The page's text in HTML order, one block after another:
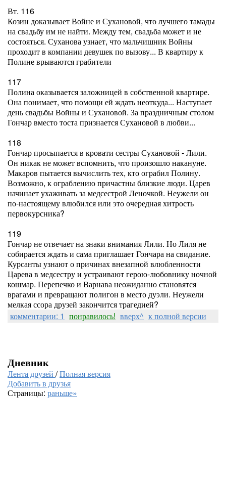
Вт. 116
Козин доказывает Войне и Сухановой, что лучшего тамады
на свадьбу им не найти. Между тем, свадьба может и не
состояться. Суханова узнает, что мальчишник Войны
проходит в компании девушек по вызову... В квартиру к
Полине врываются грабители
117
Полина оказывается заложницей в собственной квартире.
Она понимает, что помощи ей ждать неоткуда... Наступает
день свадьбы Войны и Сухановой. За праздничным столом
Гончар вместо тоста признается Сухановой в любви...
118
Гончар просыпается в кровати сестры Сухановой - Лили.
Он никак не может вспомнить, что произошло накануне.
Макаров пытается вычислить тех, кто ограбил Полину.
Возможно, к ограблению причастны близкие люди. Царев
начинает ухаживать за медсестрой Леночкой. Неужели он
по-настоящему влюбился или это очередная хитрость
первокурсника?
119
Гончар не отвечает на знаки внимания Лили. Но Лиля не
собирается ждать и сама приглашает Гончара на свидание.
Курсанты узнают о причинах внезапной влюбленности
Царева в медсестру и устраивают герою-любовнику ночной
кошмар. Перепечко и Варнава неожиданно становятся
врагами и превращают полигон в место дуэли. Неужели
мелкая ссора друзей закончится трагедией?
комментарии: 1 понравилось! вверх^ к полной версии
Дневник
Лента друзей /Полная версия
Добавить в друзья
Страницы: раньше»